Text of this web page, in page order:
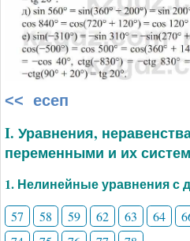
<< есеп
I. Уравнения,
переменными и их
1. Нелинейные уравнения с
57 58 59 62 63 64